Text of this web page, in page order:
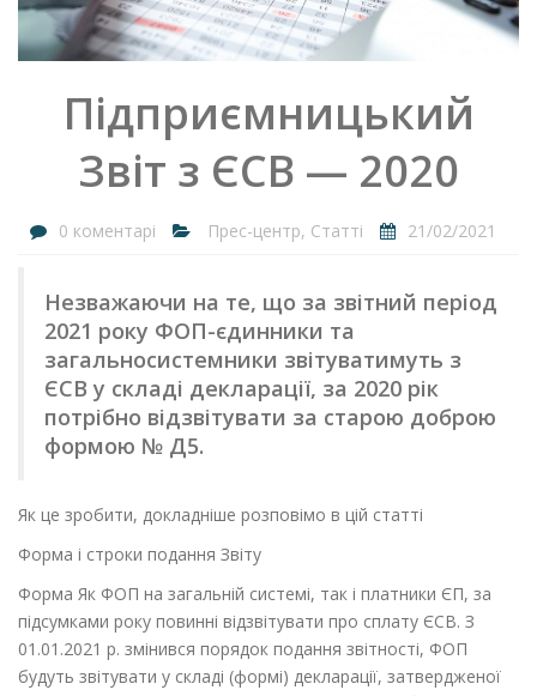
Підприємницький
Звіт з ЄСВ — 2020
0 коментарі Прес-центр, Статті 21/02/2021
Незважаючи на те, що за звітний період
2021 року ФОП-єдинники та
загальносистемники звітуватимуть з
ЄСВ у складі декларації, за 2020 рік
потрібно відзвітувати за старою доброю
формою № Д5.
Як це зробити, докладніше розповімо в цій статті
Форма і строки подання Звіту
Форма Як ФОП на загальній системі, так і платники ЄП, за
підсумками року повинні відзвітувати про сплату ЄСВ. З
01.01.2021 р. змінився порядок подання звітності, ФОП
будуть звітувати у складі (формі) декларації, затвердженої